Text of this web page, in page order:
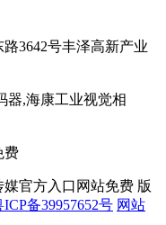
路3642号丰泽高新产业
器,海康工业视觉相
费
媒官方入口网站免费 版
ICP备39957652号 网站